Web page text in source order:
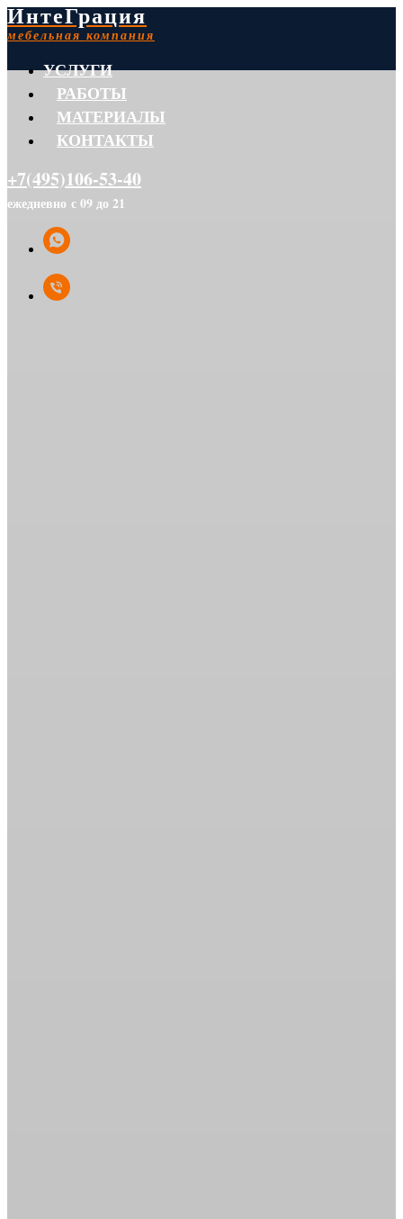
ИнтеГрация
мебельная компания
УСЛУГИ
РАБОТЫ
МАТЕРИАЛЫ
КОНТАКТЫ
+7(495)106-53-40
ежедневно с 09 до 21